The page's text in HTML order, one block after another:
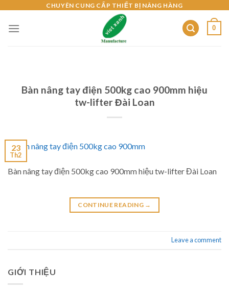
content
CHUYÊN CUNG CẤP THIẾT BỊ NÂNG HÀNG
0
Bàn nâng tay điện 500kg cao 900mm hiệu
tw-lifter Đài Loan
23
Th2
Bàn nâng tay điện 500kg cao 900mm hiệu tw-lifter Đài Loan
CONTINUE READING →
Leave a comment
GIỚI THIỆU